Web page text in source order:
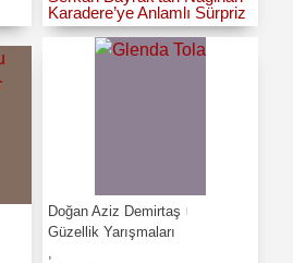
Karadere’ye Anlamlı Sürpriz
Doğan Aziz Demirtaş
Güzellik Yarışmaları
,